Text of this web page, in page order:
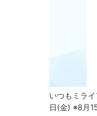
いつもミラ
日(金) ※8月